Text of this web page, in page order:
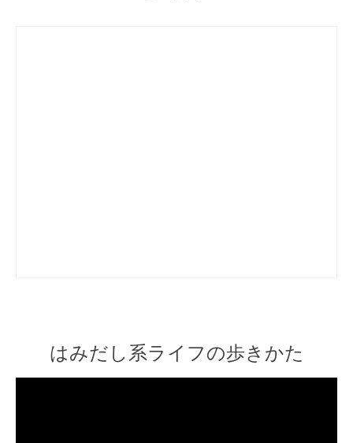
はみだし系ライフの歩きかた